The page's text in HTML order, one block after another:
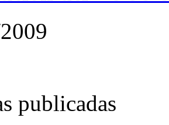
publicadas